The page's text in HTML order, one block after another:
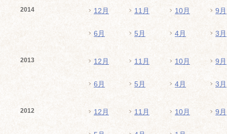
2014 12月 11月 10月 9月
6月 5月 4月 3月
2013 12月 11月 10月 9月
6月 5月 4月 3月
2012 12月 11月 10月 9月